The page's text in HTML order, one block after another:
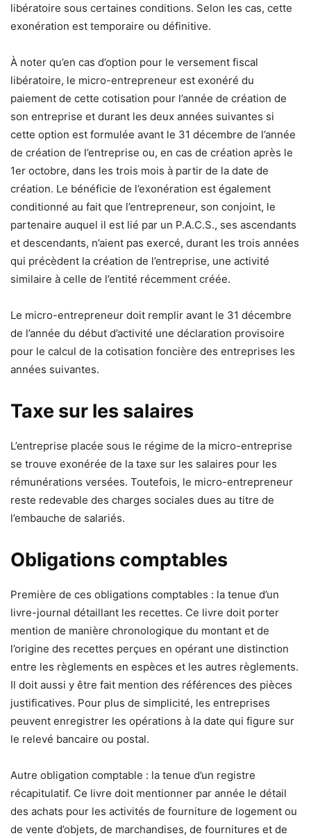
libératoire sous certaines conditions. Selon les cas, cette
exonération est temporaire ou définitive.
À noter qu’en cas d’option pour le versement fiscal
libératoire, le micro-entrepreneur est exonéré du
paiement de cette cotisation pour l’année de création de
son entreprise et durant les deux années suivantes si
cette option est formulée avant le 31 décembre de l’année
de création de l’entreprise ou, en cas de création après le
1er octobre, dans les trois mois à partir de la date de
création. Le bénéficie de l’exonération est également
conditionné au fait que l’entrepreneur, son conjoint, le
partenaire auquel il est lié par un P.A.C.S., ses ascendants
et descendants, n’aient pas exercé, durant les trois années
qui précèdent la création de l’entreprise, une activité
similaire à celle de l’entité récemment créée.
Le micro-entrepreneur doit remplir avant le 31 décembre
de l’année du début d’activité une déclaration provisoire
pour le calcul de la cotisation foncière des entreprises les
années suivantes.
Taxe sur les salaires
L’entreprise placée sous le régime de la micro-entreprise
se trouve exonérée de la taxe sur les salaires pour les
rémunérations versées. Toutefois, le micro-entrepreneur
reste redevable des charges sociales dues au titre de
l’embauche de salariés.
Obligations comptables
Première de ces obligations comptables : la tenue d’un
livre-journal détaillant les recettes. Ce livre doit porter
mention de manière chronologique du montant et de
l’origine des recettes perçues en opérant une distinction
entre les règlements en espèces et les autres règlements.
Il doit aussi y être fait mention des références des pièces
justificatives. Pour plus de simplicité, les entreprises
peuvent enregistrer les opérations à la date qui figure sur
le relevé bancaire ou postal.
Autre obligation comptable : la tenue d’un registre
récapitulatif. Ce livre doit mentionner par année le détail
des achats pour les activités de fourniture de logement ou
de vente d’objets, de marchandises, de fournitures et de